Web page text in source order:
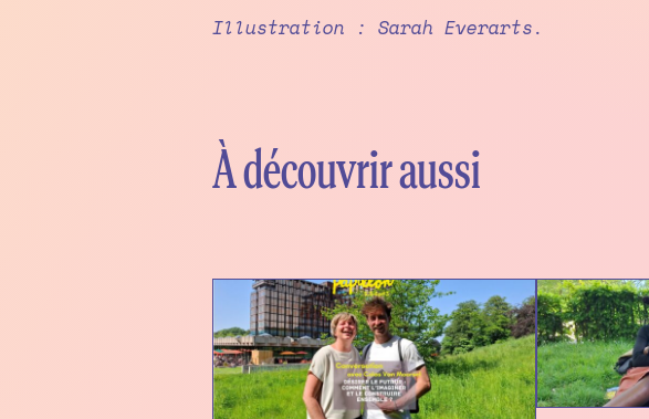
Illustration : Sarah Everarts.
À découvrir aussi